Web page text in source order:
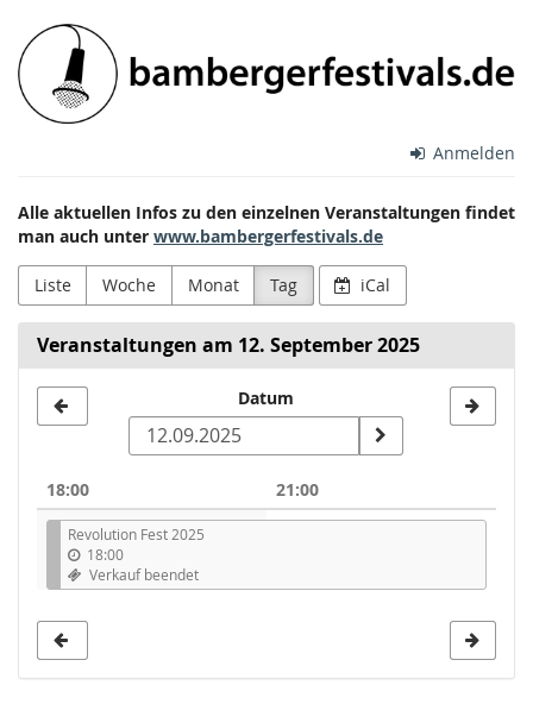
Zum
Haupt-
Inhalt
springen
Bamberger
Festivals
e.V.
Anmelden
Alle aktuellen Infos zu den einzelnen Veranstaltungen findet
man auch unter www.bambergerfestivals.de
Liste Woche Monat Tag iCal
Veranstaltungen am 12. September 2025
zur
auswählen
Datum
18:00 21:00
Revolution Fest 2025
18:00
Verkauf beendet